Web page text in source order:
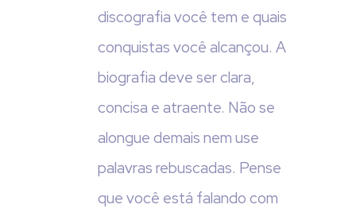
discografia você tem e quais
conquistas você alcançou. A
biografia deve ser clara,
concisa e atraente. Não se
alongue demais nem use
palavras rebuscadas. Pense
que você está falando com